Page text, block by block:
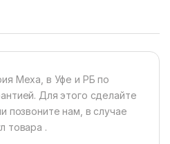
Меха, в Уфе и РБ по
Для этого сделайте
позвоните нам, в случае
товара .